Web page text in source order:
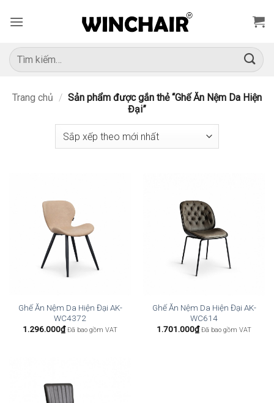
qua
dung
Tìm
kiếm:
Trang chủ / Sản phẩm được gắn thẻ “Ghế Ăn Nệm Da Hiện
Đại”
Ghế Ăn Nệm Da Hiện Đại AK-
WC4372
1.296.000₫ Đã bao gồm VAT
Ghế Ăn Nệm Da Hiện Đại AK-
WC614
1.701.000₫ Đã bao gồm VAT